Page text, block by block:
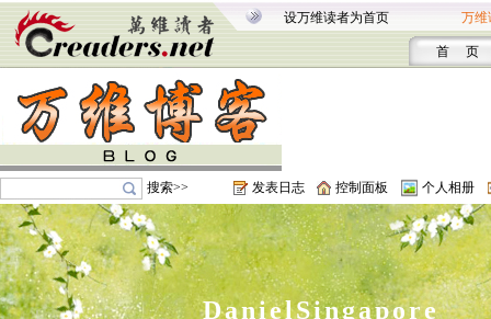
设万维读者为首页 万维
首 页
搜索>> 发表日志 控制面板 个人相册
DanielSingapore